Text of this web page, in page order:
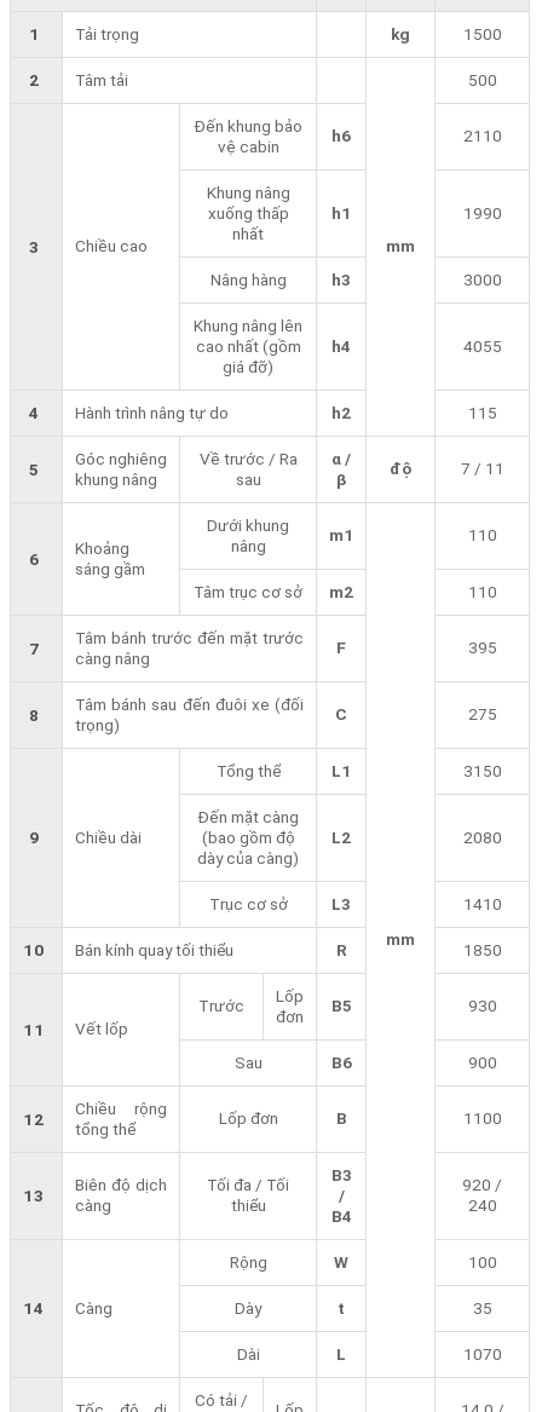
1 Tải trọng kg 1500
2 Tâm tải
mm
500
3 Chiều cao
Đến khung bảo
vệ cabin
h6 2110
Khung nâng
xuống thấp
nhất
h1 1990
Nâng hàng h3 3000
Khung nâng lên
cao nhất (gồm
giá đỡ)
h4 4055
4 Hành trình nâng tự do h2 115
5
Góc nghiêng
khung nâng
Về trước / Ra
sau
α /
β
độ 7 / 11
6
Khoảng
sáng gầm
Dưới khung
nâng
m1
mm
110
Tâm trục cơ sở m2 110
7
Tâm bánh trước đến mặt trước
càng nâng
F 395
8
Tâm bánh sau đến đuôi xe (đối
trọng)
C 275
9 Chiều dài
Tổng thể L1 3150
Đến mặt càng
(bao gồm độ
dày của càng)
L2 2080
Trục cơ sở L3 1410
10 Bán kính quay tối thiểu R 1850
11 Vết lốp
Trước
Lốp
đơn
B5 930
Sau B6 900
12
Chiều rộng
tổng thể
Lốp đơn B 1100
13
Biên độ dịch
càng
Tối đa / Tối
thiểu
B3
/
B4
920 /
240
14 Càng
Rộng W 100
Dày t 35
Dài L 1070
Có tải /